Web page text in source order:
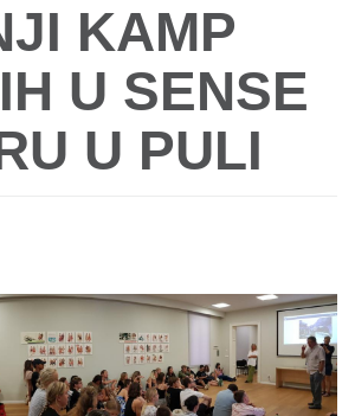
KAMP
U SENSE
U PULI